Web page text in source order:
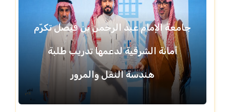
جامعة الإمام عبد الرحمن بن فيصل تكرّم
أمانة الشرقية لدعمها تدريب طلبة
هندسة النقل والمرور